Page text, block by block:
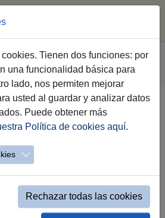
Agenda 2030
en la Agenda
26
Tienen dos funciones: por
una funcionalidad básica para
lado, nos permiten mejorar
usted al guardar y analizar datos
Puede obtener más
Política de cookies aquí.
Rechazar todas las cookies